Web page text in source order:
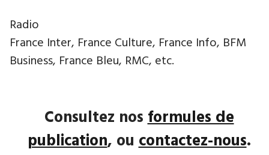
Radio
France Inter, France Culture, France Info, BFM
Business, France Bleu, RMC, etc.
Consultez nosformules de
publication, oucontactez-nous.